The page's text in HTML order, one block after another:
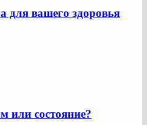
для вашего здоровья
или состояние?